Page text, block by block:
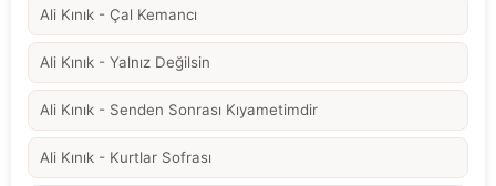
Ali Kınık - Çal Kemancı
Ali Kınık - Yalnız Değilsin
Ali Kınık - Senden Sonrası Kıyametimdir
Ali Kınık - Kurtlar Sofrası